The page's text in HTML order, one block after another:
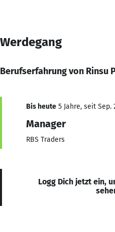
Werdegang
Berufserfahrung von Rinsu
Bis heute 5 Jahre, seit Sep.
Manager
RBS Traders
Logg Dich jetzt ein,